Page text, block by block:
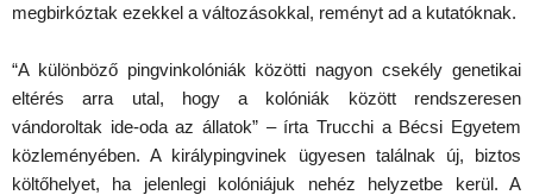
megbirkóztak ezekkel a változásokkal, reményt ad a kutatóknak.
“A különböző pingvinkolóniák közötti nagyon csekély genetikai
eltérés arra utal, hogy a kolóniák között rendszeresen
vándoroltak ide-oda az állatok” – írta Trucchi a Bécsi Egyetem
közleményében. A királypingvinek ügyesen találnak új, biztos
költőhelyet, ha jelenlegi kolóniájuk nehéz helyzetbe kerül. A